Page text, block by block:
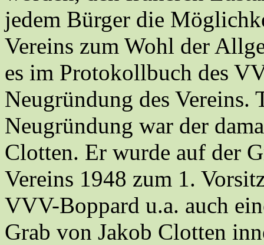
jedem Bürger die
Vereins zum Wohl der
es im Protokollbuch des
Neugründung des Vereins.
Neugründung war der
Clotten. Er wurde auf der
Vereins 1948 zum 1.
VVV-Boppard u.a. auch
Grab von Jakob Clotten